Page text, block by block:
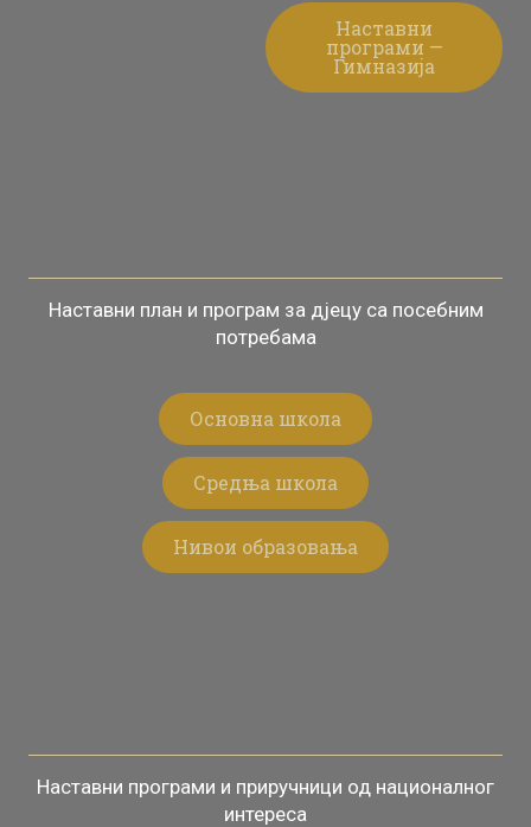
Наставни
програми —
Гимназија
Наставни план и програм за дјецу са посебним
потребама​
Основна школа
Средња школа
Нивои образовања
Наставни програми и приручници од националног
интереса